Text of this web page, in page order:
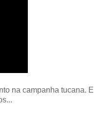
na campanha tucana. E